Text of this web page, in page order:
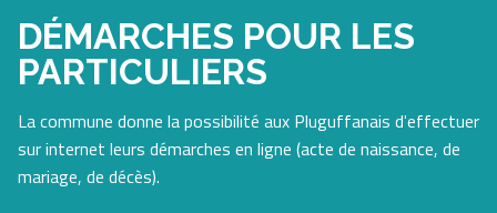
DÉMARCHES POUR LES
PARTICULIERS
La commune donne la possibilité aux Pluguffanais d'effectuer
sur internet leurs démarches en ligne (acte de naissance, de
mariage, de décès).